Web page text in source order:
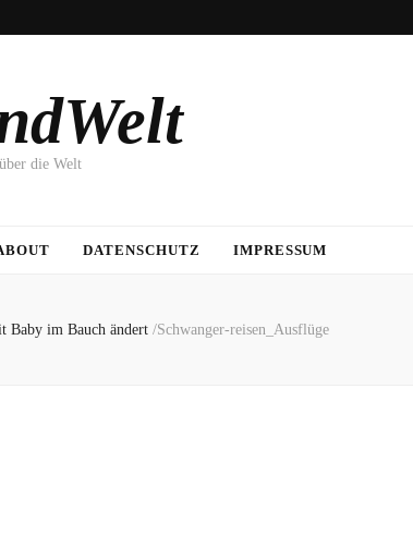
die Welt
DATENSCHUTZ IMPRESSUM
Baby im Bauch ändert /Schwanger-reisen_Ausflüge